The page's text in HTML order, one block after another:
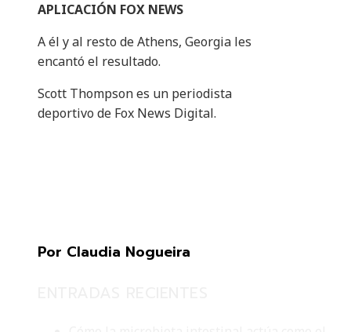
APLICACIÓN FOX NEWS
A él y al resto de Athens, Georgia les
encantó el resultado.
Scott Thompson es un periodista
deportivo de Fox News Digital.
Por Claudia Nogueira